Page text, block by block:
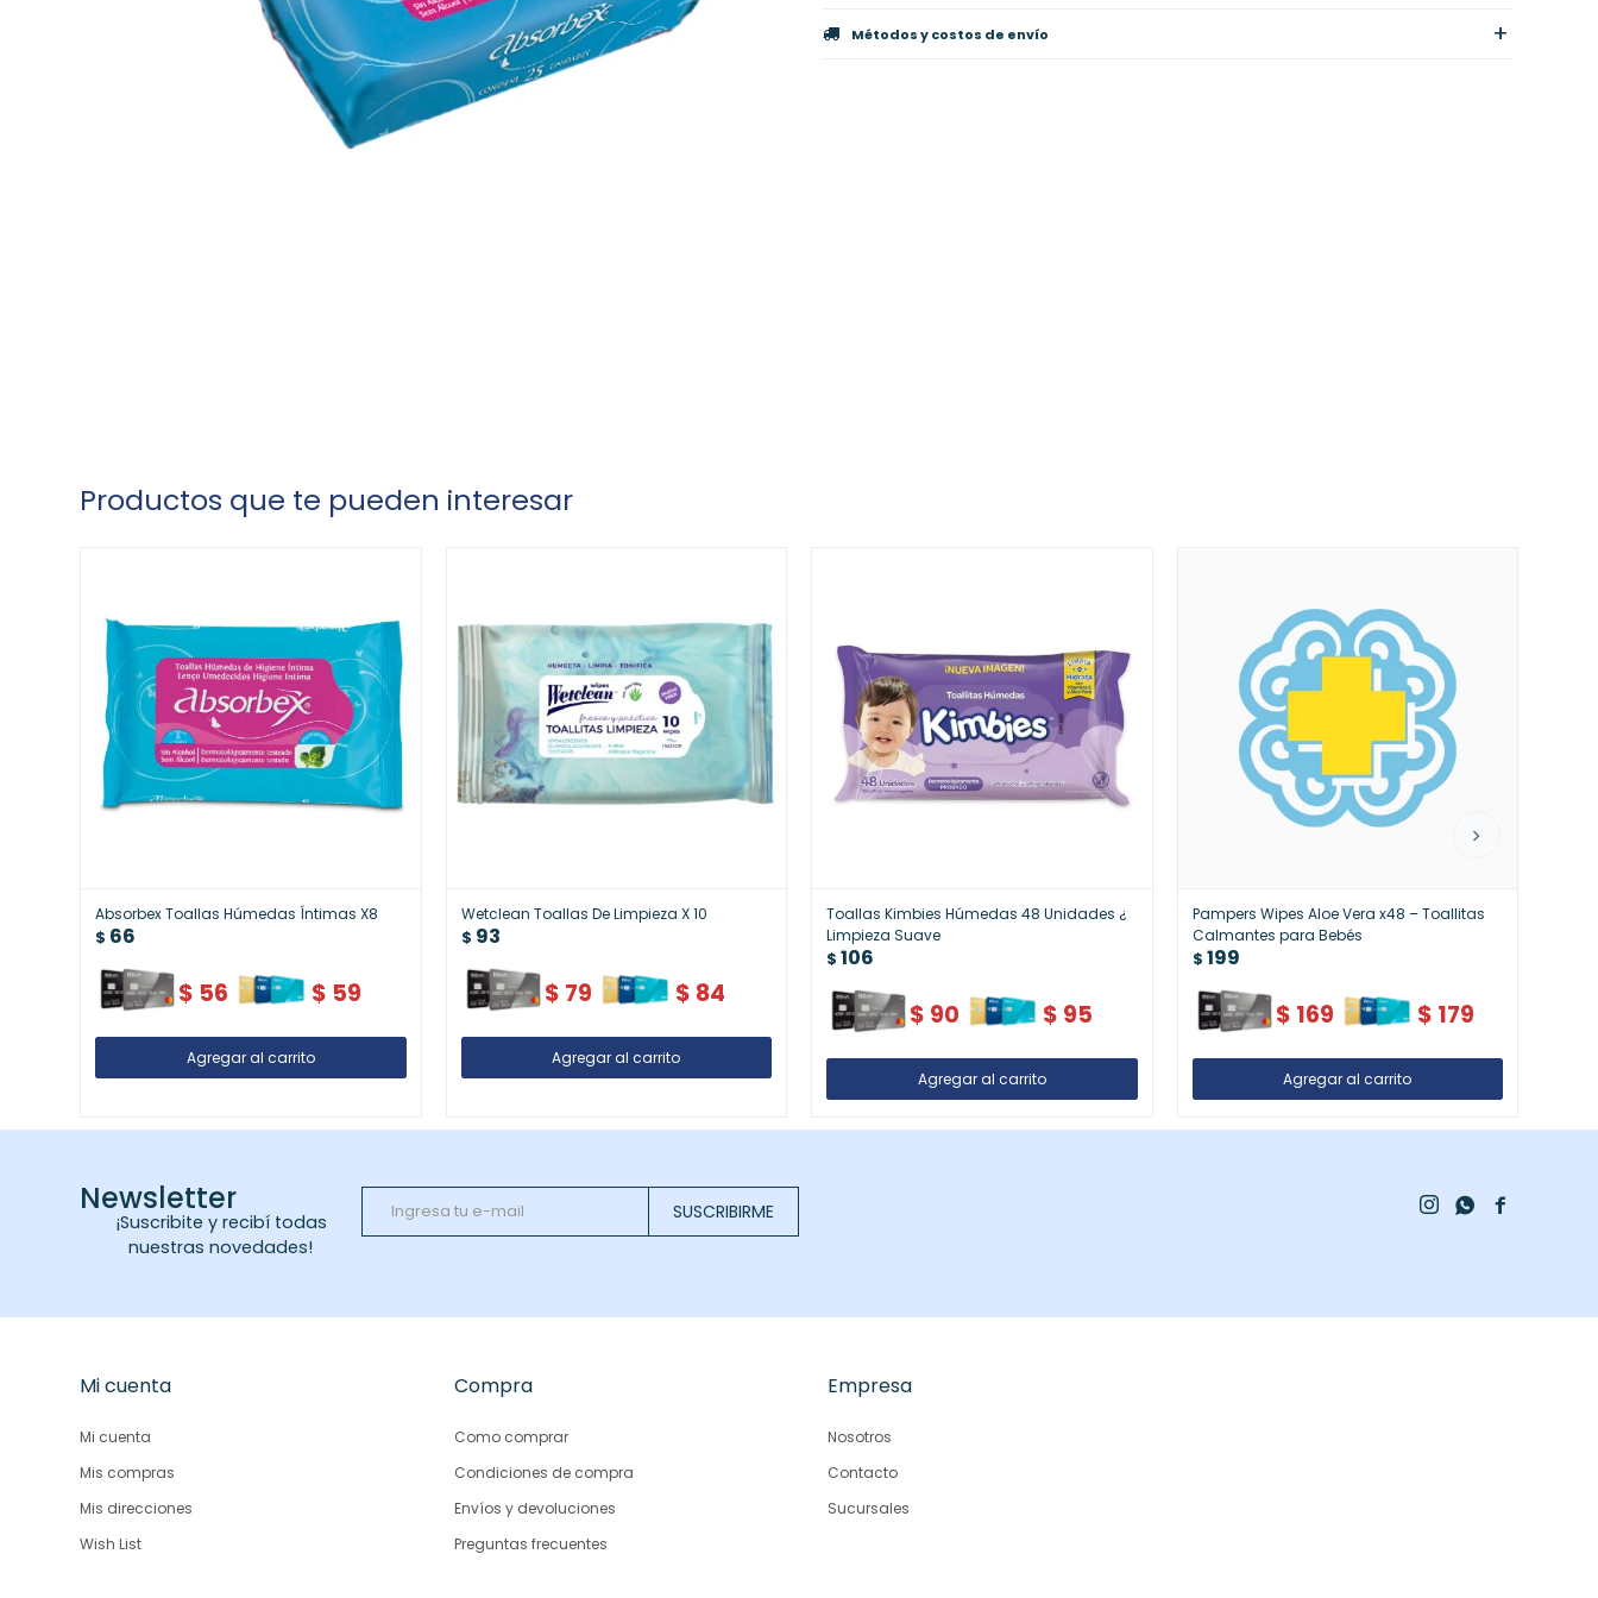
Métodos y costos de envío
Productos que te pueden interesar
Absorbex Toallas Húmedas Íntimas X8
$ 66
$ 56 $ 59
Wetclean Toallas De Limpieza X 10
$ 93
$ 79 $ 84
Toallas Kimbies Húmedas 48 Unidades ¿
Limpieza Suave
$ 106
$ 90 $ 95
Pampers Wipes Aloe Vera x48 – Toallitas
Calmantes para Bebés
$ 199
$ 169 $ 179
Newsletter
¡Suscribite y recibí todas
nuestras novedades!
SUSCRIBIRME 
 
Mi cuenta
Mi cuenta
Mis compras
Mis direcciones
Wish List
Compra
Como comprar
Condiciones de compra
Envíos y devoluciones
Preguntas frecuentes
Empresa
Nosotros
Contacto
Sucursales